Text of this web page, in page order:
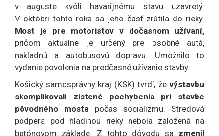
v auguste kvôli havarijnému stavu uzavretý.
V októbri tohto roka sa jeho časť zrútila do rieky.
Most je pre motoristov v dočasnom užívaní,
pričom aktuálne je určený pre
osobné autá,
nákladnú a autobusovú dopravu. Umožnilo to
vydanie povolenia na predčasné užívanie stavby.
Košický samosprávny kraj (KSK) tvrdí, že výstavbu
skomplikovali zistené pochybenia pri stavbe
pôvodného mosta počas socializmu. Stredová
podpera pod hladinou rieky nebola založená na
betónovom základe. Z tohto dôvodu sa zmenil